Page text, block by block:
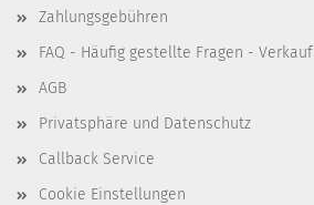
Zahlungsgebühren
FAQ - Häufig gestellte Fragen - Verkauf
AGB
Privatsphäre und Datenschutz
Callback Service
Cookie Einstellungen